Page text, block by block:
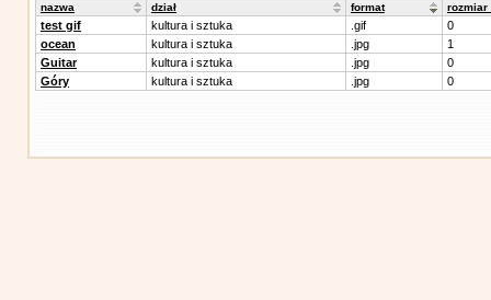
nazwa dział format rozmiar
test gif kultura i sztuka .gif
0
ocean
kultura i sztuka .jpg
1
Guitar
kultura i sztuka .jpg
0
Góry
kultura i sztuka .jpg 0